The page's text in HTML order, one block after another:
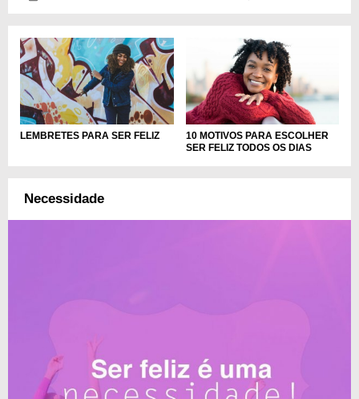
LEMBRETES PARA SER FELIZ
10 MOTIVOS PARA ESCOLHER
SER FELIZ TODOS OS DIAS
Necessidade